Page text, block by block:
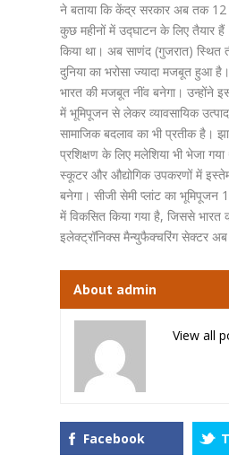
ने बताया कि केंद्र सरकार अब तक 12
कुछ महीनों में उद्घाटन के लिए तैयार
किया था। अब साणंद (गुजरात) स्थित
दुनिया का भरोसा ज्यादा मजबूत हुआ
भारत की मजबूत नींव बनेगा। उन्होंने
में भूमिपूजन से लेकर व्यावसायिक
सामाजिक बदलाव का भी प्रतीक है।
प्रशिक्षण के लिए मलेशिया भी भेजा
स्कूटर और औद्योगिक उपकरणों में
बनेगा। सीजी सेमी प्लांट का
में विकसित किया गया है, जिससे
इलेक्ट्रॉनिक्स मैन्युफैक्चरिंग सेक्टर
About admin
View all
Facebook